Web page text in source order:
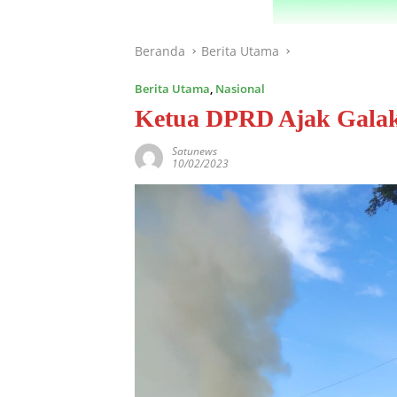
Beranda Berita Utama
Berita Utama, Nasional
Ketua DPRD Ajak
Satunews
10/02/2023